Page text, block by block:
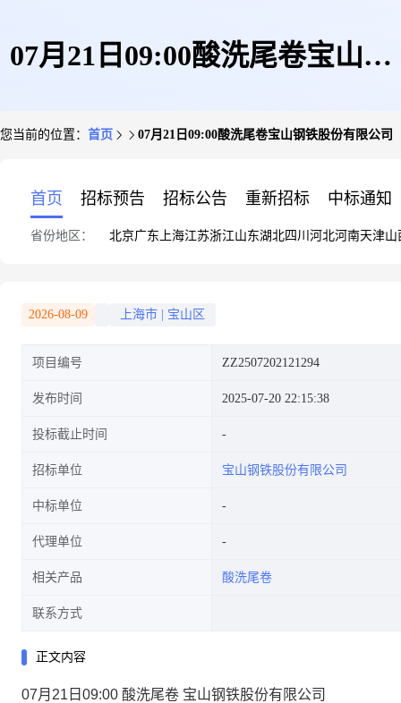
07月21日09:00酸洗尾卷宝山钢
您当前的位置： 首页 07月21日09:00酸洗尾卷宝山钢铁股份有限公司
首页 招标预告 招标公告 重新招标 中标通知
省份地区： 北京广东 上海江苏浙江山东湖北四川 河北河南天津山
2026-08-09 上海市 宝山区
项目编号 ZZ2507202121294
发布时间 2025-07-20 22:15:38
投标截止时间
招标单位 宝山钢铁股份有限公司
中标单位
代理单位
相关产品 酸洗尾卷
联系方式
正文内容
07月21日09:00 酸洗尾卷 宝山钢铁股份有限公司